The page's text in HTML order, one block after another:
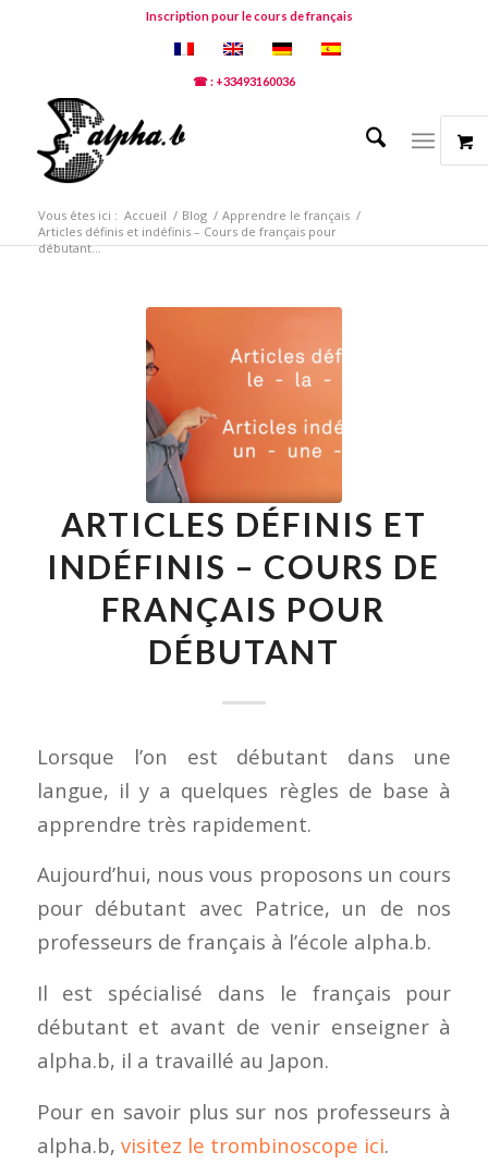
Inscription pour le cours de français
☎ : +33493160036
Vous êtes ici : Accueil / Blog / Apprendre le français /
Articles définis et indéfinis – Cours de français pour
débutant...
ARTICLES DÉFINIS ET
INDÉFINIS – COURS DE
FRANÇAIS POUR
DÉBUTANT
Lorsque l’on est débutant dans une
langue, il y a quelques règles de base à
apprendre très rapidement.
Aujourd’hui, nous vous proposons un cours
pour débutant avec Patrice, un de nos
professeurs de français à l’école alpha.b.
Il est spécialisé dans le français pour
débutant et avant de venir enseigner à
alpha.b, il a travaillé au Japon.
Pour en savoir plus sur nos professeurs à
alpha.b, visitez le trombinoscope ici.